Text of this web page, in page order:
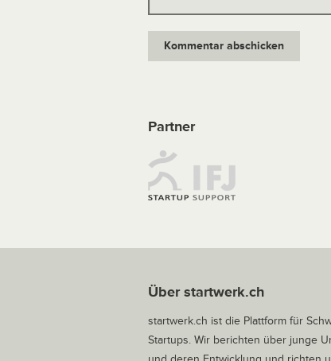
Partner
Über startwerk.ch
startwerk.ch ist die Plattform für
Startups. Wir berichten über junge